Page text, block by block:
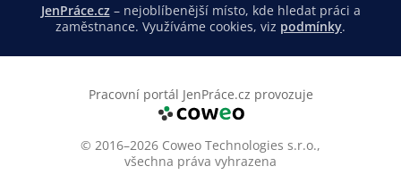
JenPráce.cz– nejoblíbenější místo, kde hledat práci a
zaměstnance. Využíváme cookies, viz podmínky.
Pracovní portál JenPráce.cz provozuje
© 2016–2026 Coweo Technologies s.r.o.,
všechna práva vyhrazena